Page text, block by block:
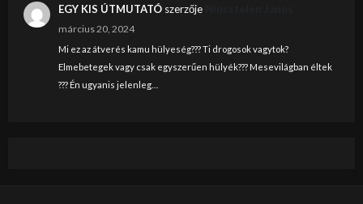
EGY KIS ÚTMUTATÓszerzője
március 20, 2024
Mi ez az átverés kamu hülyeség??? Ti drogosok vagytok?
Elmebetegek vagy csak egyszerűen hülyék??? Mesevilágban éltek
??? Én ugyanis jelenleg…